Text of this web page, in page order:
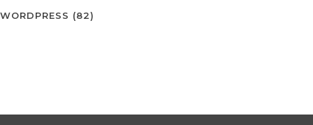
WORDPRESS (82)